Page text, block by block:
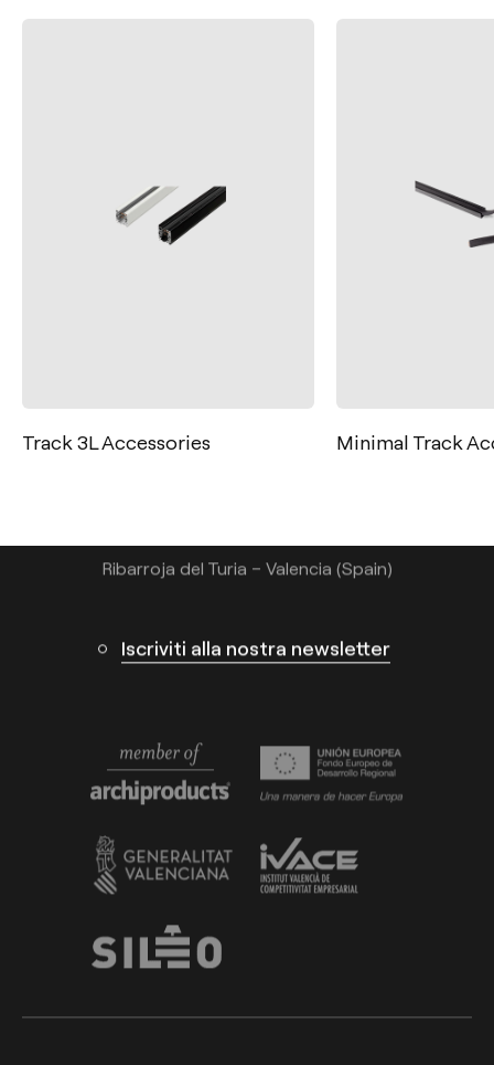
Track 3L Accessories Minimal Track
Ribarroja del Turia – Valencia (Spain)
Iscriviti alla nostra newsletter